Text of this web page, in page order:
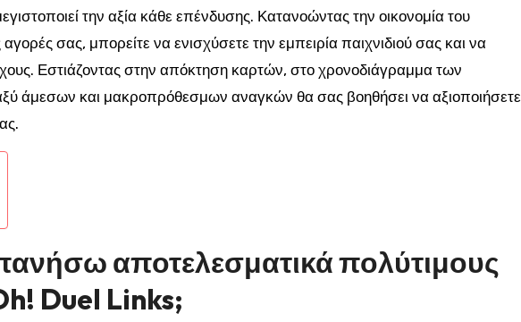
την αξία κάθε επένδυσης. Κατανοώντας την οικονομία του
σας, μπορείτε να ενισχύσετε την εμπειρία παιχνιδιού σας και να
Εστιάζοντας στην απόκτηση καρτών, στο χρονοδιάγραμμα των
άμεσων και μακροπρόθεσμων αναγκών θα σας βοηθήσει να αξιοποιήσετε
αποτελεσματικά πολύτιμους
Duel Links;